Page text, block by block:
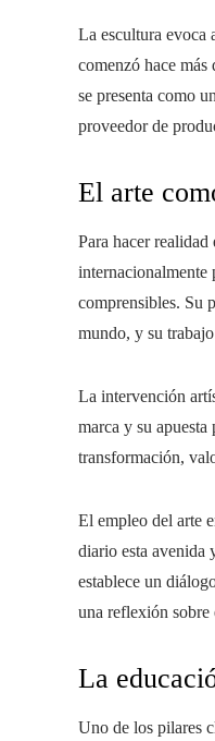
La escultura evoca
comenzó hace más
se presenta como
proveedor de
El arte
Para hacer
internacionalmente
comprensibles. Su
mundo, y su
La intervención
marca y su
transformación,
El empleo del arte
diario esta avenida
establece un
una reflexión sobre
La
Uno de los pilares